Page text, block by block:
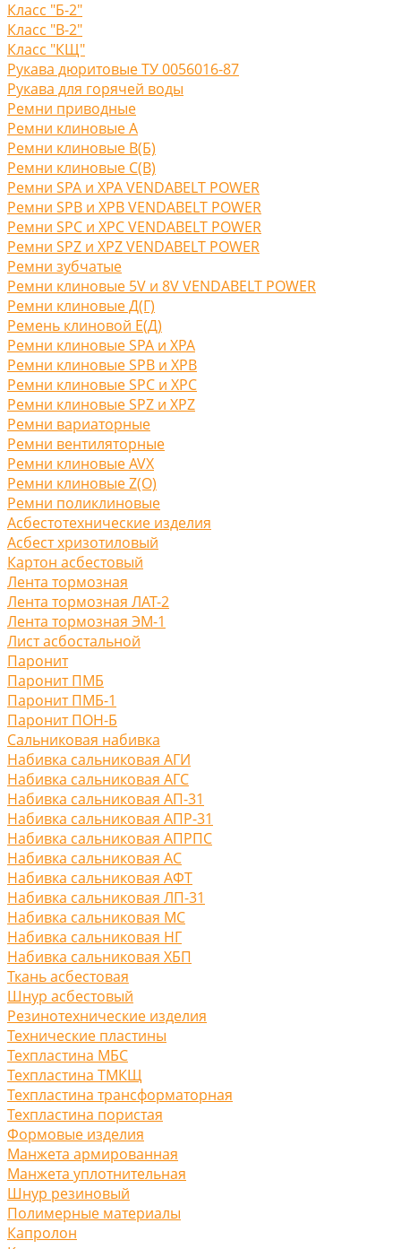
Класс "Б-2"
Класс "В-2"
Класс "КЩ"
Рукава дюритовые ТУ 0056016-87
Рукава для горячей воды
Ремни приводные
Ремни клиновые A
Ремни клиновые В(Б)
Ремни клиновые С(B)
Ремни SPA и XPA VENDABELT POWER
Ремни SPB и XPB VENDABELT POWER
Ремни SPC и XPC VENDABELT POWER
Ремни SPZ и XPZ VENDABELT POWER
Ремни зубчатые
Ремни клиновые 5V и 8V VENDABELT POWER
Ремни клиновые Д(Г)
Ремень клиновой Е(Д)
Ремни клиновые SPA и XPA
Ремни клиновые SPB и XPB
Ремни клиновые SPC и XPC
Ремни клиновые SPZ и XPZ
Ремни вариаторные
Ремни вентиляторные
Ремни клиновые AVX
Ремни клиновые Z(O)
Ремни поликлиновые
Асбестотехнические изделия
Асбест хризотиловый
Картон асбестовый
Лента тормозная
Лента тормозная ЛАТ-2
Лента тормозная ЭМ-1
Лист асбостальной
Паронит
Паронит ПМБ
Паронит ПМБ-1
Паронит ПОН-Б
Сальниковая набивка
Набивка сальниковая АГИ
Набивка сальниковая АГС
Набивка сальниковая АП-31
Набивка сальниковая АПР-31
Набивка сальниковая АПРПС
Набивка сальниковая АС
Набивка сальниковая АФТ
Набивка сальниковая ЛП-31
Набивка сальниковая МС
Набивка сальниковая НГ
Набивка сальниковая ХБП
Ткань асбестовая
Шнур асбестовый
Резинотехнические изделия
Технические пластины
Техпластина МБС
Техпластина ТМКЩ
Техпластина трансформаторная
Техпластина пористая
Формовые изделия
Манжета армированная
Манжета уплотнительная
Шнур резиновый
Полимерные материалы
Капролон